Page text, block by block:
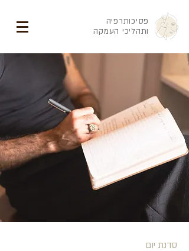
פסיכותרפיה
ותהליכי העמקה
סדנת יום